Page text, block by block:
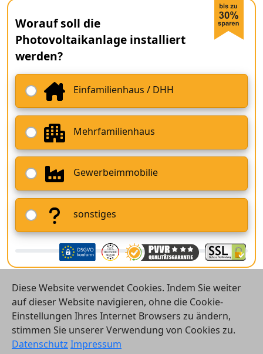
Worauf soll die
Photovoltaikanlage installiert
werden?
Einfamilienhaus / DHH
Mehrfamilienhaus
Gewerbeimmobilie
sonstiges
© 2026 Vergleichsrechner24 GmbH
Diese Website verwendet Cookies. Indem Sie weiter
auf dieser Website navigieren, ohne die Cookie-
Einstellungen Ihres Internet Browsers zu ändern,
stimmen Sie unserer Verwendung von Cookies zu.
Datenschutz Impressum